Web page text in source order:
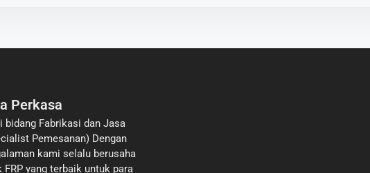
Perkasa
bidang Fabrikasi dan Jasa
Pemesanan) Dengan
kami selalu berusaha
yang terbaik untuk para